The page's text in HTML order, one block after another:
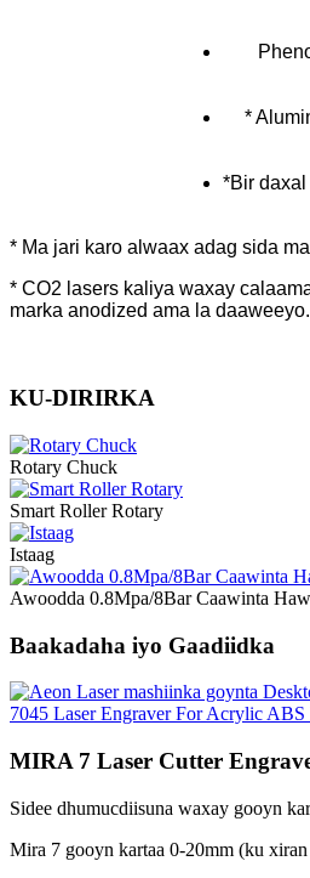
*
*Bir
* Ma jari karo alwaax adag sida
* CO2 lasers kaliya waxay
marka anodized ama la daaweeyo.
KU-DIRIRKA
Rotary Chuck
Smart Roller Rotary
Istaag
Awoodda 0.8Mpa/8Bar Caawinta
Baakadaha iyo Gaadiidka
MIRA 7 Laser Cutter
Sidee dhumucdiisuna waxay gooyn
Mira 7 gooyn kartaa 0-20mm (ku